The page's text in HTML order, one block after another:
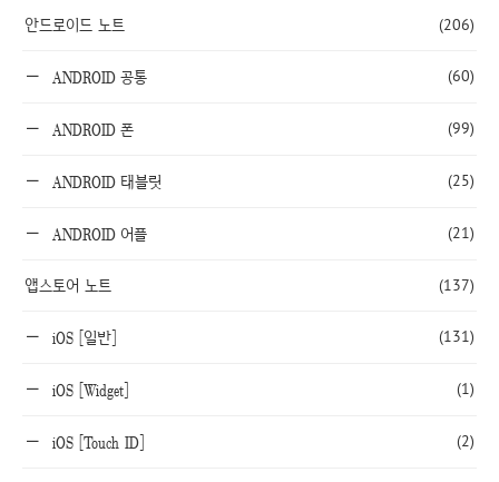
안드로이드 노트 (206)
ANDROID 공통 (60)
ANDROID 폰 (99)
ANDROID 태블릿 (25)
ANDROID 어플 (21)
앱스토어 노트 (137)
iOS [일반] (131)
iOS [Widget] (1)
iOS [Touch ID] (2)